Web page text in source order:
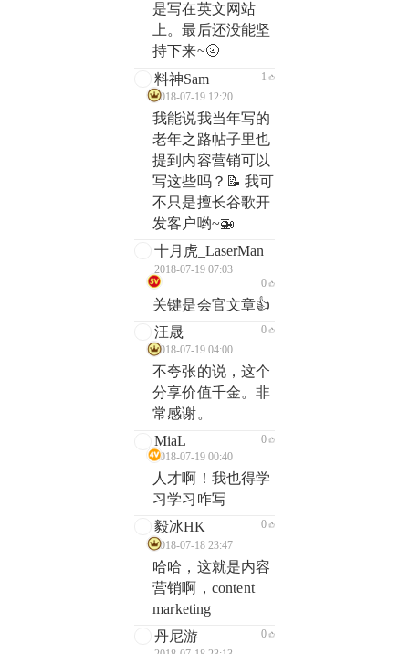
是写在英文网站
上。最后还没能坚
持下来~🌝
料神Sam
2018-07-19 12:20
1
我能说我当年写的
老年之路帖子里也
提到内容营销可以
写这些吗？📝 我可
不只是擅长谷歌开
发客户哟~🚁
十月虎_LaserMan
2018-07-19 07:03
0
关键是会官文章👍
汪晟
2018-07-19 04:00
0
不夸张的说，这个
分享价值千金。非
常感谢。
MiaL
2018-07-19 00:40
0
人才啊！我也得学
习学习咋写
毅冰HK
2018-07-18 23:47
0
哈哈，这就是内容
营销啊，content
marketing
丹尼游
0